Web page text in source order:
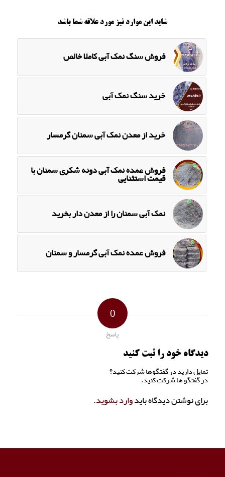
شاید این موارد نیز مورد علاقه شما باشد
فروش سنگ نمک آبی کاملا خالص
خرید سنگ نمک آبی
خرید از معدن نمک آبی سمنان گرمسار
فروش عمده نمک آبی دونه شکری سمنان با
قیمت استثنایی
نمک آبی سمنان را از معدن دار بخرید
فروش عمده نمک آبی گرمسار و سمنان
0
پاسخ
دیدگاه خود را ثبت کنید
تمایل دارید در گفتگوها شرکت کنید؟
در گفتگو ها شرکت کنید.
برای نوشتن دیدگاه بایدوارد بشوید.